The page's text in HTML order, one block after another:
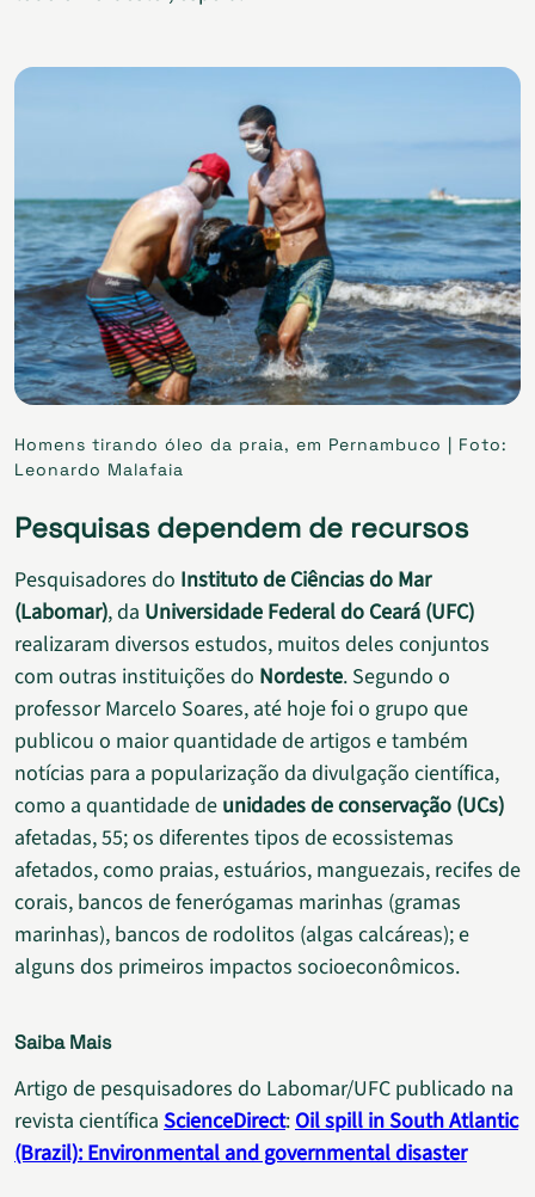
Homens tirando óleo da praia, em Pernambuco | Foto:
Leonardo Malafaia
Pesquisas dependem de recursos
Pesquisadores do Instituto de Ciências do Mar
(Labomar), da Universidade Federal do Ceará (UFC)
realizaram diversos estudos, muitos deles conjuntos
com outras instituições do Nordeste. Segundo o
professor Marcelo Soares, até hoje foi o grupo que
publicou o maior quantidade de artigos e também
notícias para a popularização da divulgação científica,
como a quantidade de unidades de conservação (UCs)
afetadas, 55; os diferentes tipos de ecossistemas
afetados, como praias, estuários, manguezais, recifes de
corais, bancos de fenerógamas marinhas (gramas
marinhas), bancos de rodolitos (algas calcáreas); e
alguns dos primeiros impactos socioeconômicos.
Saiba Mais
Artigo de pesquisadores do Labomar/UFC publicado na
revista científica ScienceDirect: Oil spill in South Atlantic
(Brazil): Environmental and governmental disaster